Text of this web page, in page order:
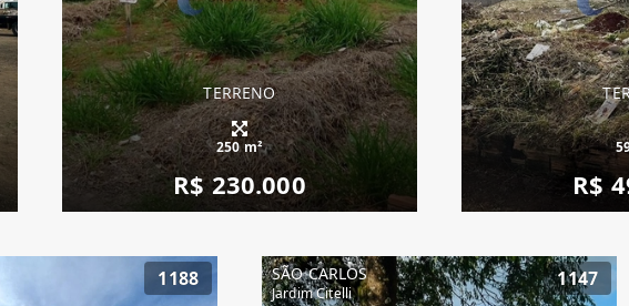
TERRENO
250 m²
R$ 230.000 R$
1188 SÃO CARLOS
Jardim Citelli
1147